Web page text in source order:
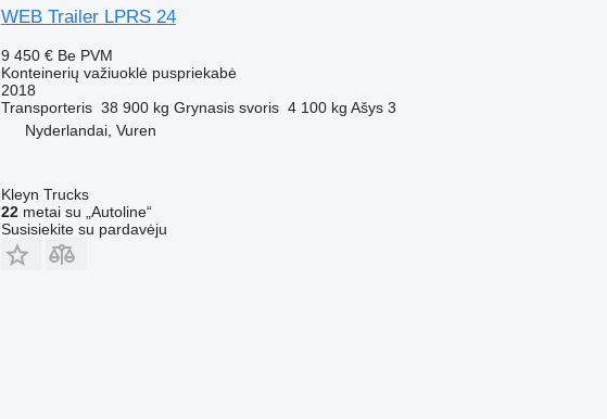
WEB Trailer LPRS 24
9 450 € Be PVM
Konteinerių važiuoklė puspriekabė
2018
Transporteris 38 900 kg Grynasis svoris 4 100 kg Ašys 3
Nyderlandai, Vuren
Kleyn Trucks
22metai su „Autoline“
Susisiekite su pardavėju